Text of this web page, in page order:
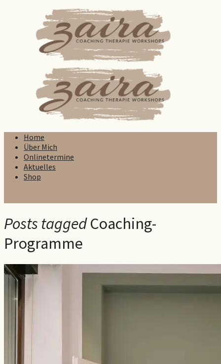
Home
Über Mich
Onlinetermine
Aktuelles
Shop
Posts tagged Coaching-
Programme